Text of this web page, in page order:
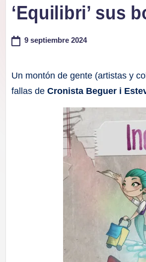
‘Equilibri’ sus
9 septiembre 2024
Un montón de gente (artistas y
fallas deCronista Beguer i